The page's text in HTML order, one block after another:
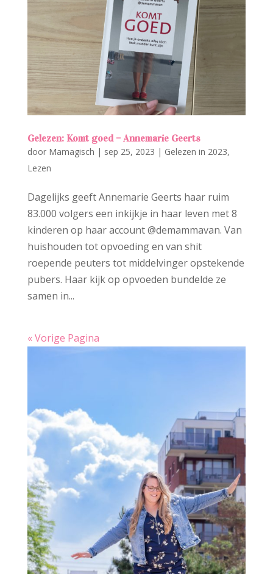
Gelezen: Komt goed – Annemarie Geerts
door Mamagisch | sep 25, 2023 | Gelezen in 2023,
Lezen
Dagelijks geeft Annemarie Geerts haar ruim
83.000 volgers een inkijkje in haar leven met 8
kinderen op haar account @demammavan. Van
huishouden tot opvoeding en van shit
roepende peuters tot middelvinger opstekende
pubers. Haar kijk op opvoeden bundelde ze
samen in...
« Vorige Pagina